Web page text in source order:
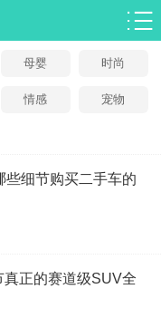
母婴 时尚
情感 宠物
些细节购买二手车的
正的赛道级SUV全